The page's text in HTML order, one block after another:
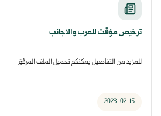
ترخيص مؤقت للعرب والاجانب
للمزيد من التفاصيل يمكنكم تحميل الملف المرفق
2023-02-15